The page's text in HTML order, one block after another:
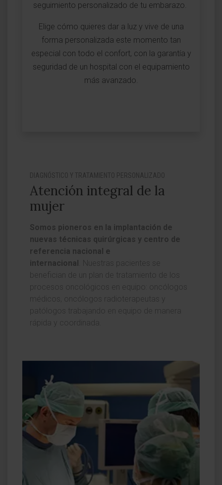
seguimiento personalizado de tu embarazo.
Elige cómo quieres dar a luz y vive de una
forma personalizada este momento tan
especial con todo el confort, con la garantía y
seguridad de un hospital con el equipamiento
más avanzado.
DIAGNÓSTICO Y TRATAMIENTO PERSONALIZADO
Atención integral de la
mujer
Somos pioneros en la implantación de
nuevas técnicas quirúrgicas y centro de
referencia nacional e
internacional
. Nuestras pacientes se
benefician de un plan de tratamiento de los
procesos oncológicos en equipo: oncólogos
médicos, oncólogos radioterapeutas y
patólogos trabajando en equipo de manera
rápida y coordinada.